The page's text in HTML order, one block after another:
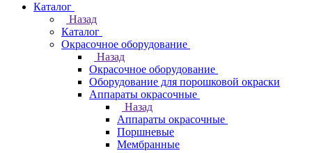
Каталог
Назад
Каталог
Окрасочное оборудование
Назад
Окрасочное оборудование
Оборудование для порошковой окраски
Аппараты окрасочные
Назад
Аппараты окрасочные
Поршневые
Мембранные